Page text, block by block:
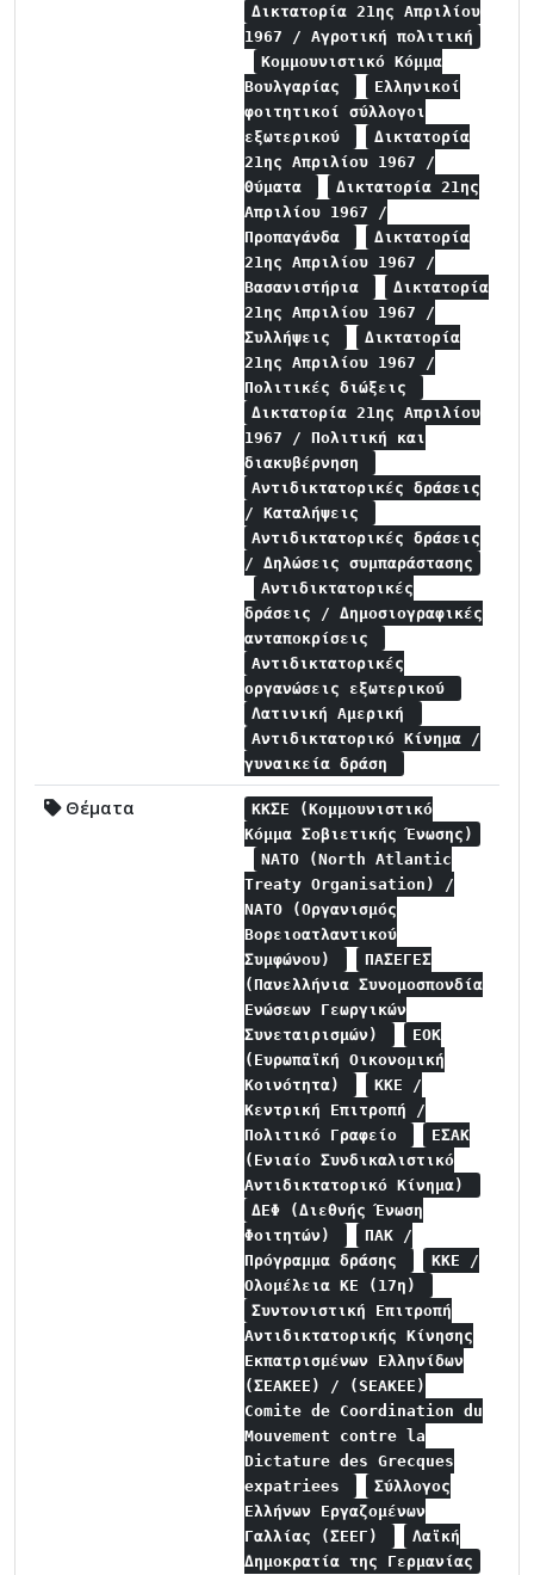
Δικτατορία 21ης Απριλίου
1967 / Αγροτική πολιτική
Κομμουνιστικό Κόμμα
Βουλγαρίας
Ελληνικοί
φοιτητικοί σύλλογοι
εξωτερικού
Δικτατορία
21ης Απριλίου 1967 /
Θύματα
Δικτατορία 21ης
Απριλίου 1967 /
Προπαγάνδα
Δικτατορία
21ης Απριλίου 1967 /
Βασανιστήρια
Δικτατορία
21ης Απριλίου 1967 /
Συλλήψεις
Δικτατορία
21ης Απριλίου 1967 /
Πολιτικές διώξεις
Δικτατορία 21ης Απριλίου
1967 / Πολιτική και
διακυβέρνηση
Αντιδικτατορικές δράσεις
/ Καταλήψεις
Αντιδικτατορικές δράσεις
/ Δηλώσεις συμπαράστασης
Αντιδικτατορικές
δράσεις / Δημοσιογραφικές
ανταποκρίσεις
Αντιδικτατορικές
οργανώσεις εξωτερικού
Λατινική Αμερική
Αντιδικτατορικό Κίνημα /
γυναικεία δράση
Θέματα
ΚΚΣΕ (Κομμουνιστικό
Κόμμα Σοβιετικής Ένωσης)
NATO (North Atlantic
Treaty Organisation) /
NATO (Οργανισμός
Βορειοατλαντικού
Συμφώνου)
ΠΑΣΕΓΕΣ
(Πανελλήνια Συνομοσπονδία
Ενώσεων Γεωργικών
Συνεταιρισμών)
ΕΟΚ
(Ευρωπαϊκή Οικονομική
Κοινότητα)
ΚΚΕ /
Κεντρική Επιτροπή /
Πολιτικό Γραφείο
ΕΣΑΚ
(Ενιαίο Συνδικαλιστικό
Αντιδικτατορικό Κίνημα)
ΔΕΦ (Διεθνής Ένωση
Φοιτητών)
ΠΑΚ /
Πρόγραμμα δράσης
ΚΚΕ /
Ολομέλεια ΚΕ (17η)
Συντονιστική Επιτροπή
Αντιδικτατορικής Κίνησης
Εκπατρισμένων Ελληνίδων
(ΣΕΑΚΕΕ) / (SEAKEE)
Comite de Coordination du
Mouvement contre la
Dictature des Grecques
expatriees
Σύλλογος
Ελλήνων Εργαζομένων
Γαλλίας (ΣΕΕΓ)
Λαϊκή
Δημοκρατία της Γερμανίας